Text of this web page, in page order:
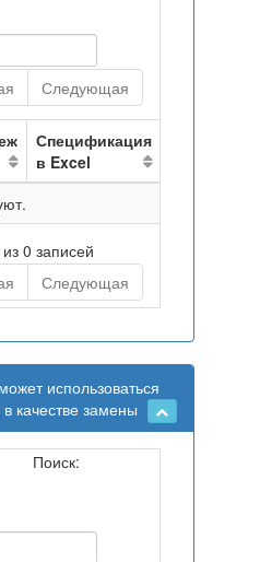
Следующая
Спецификация
в Excel
0 записей
Следующая
использоваться
качестве замены
Поиск: